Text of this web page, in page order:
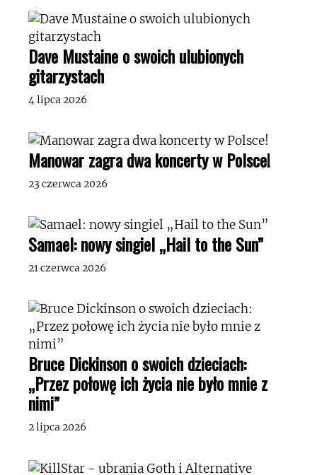
Dave Mustaine o swoich ulubionych
gitarzystach
4 lipca 2026
Manowar zagra dwa koncerty w Polsce!
23 czerwca 2026
Samael: nowy singiel „Hail to the Sun”
21 czerwca 2026
Bruce Dickinson o swoich dzieciach:
„Przez połowę ich życia nie było mnie z
nimi”
2 lipca 2026